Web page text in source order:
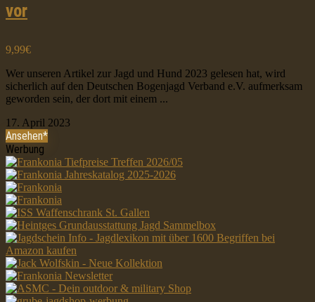
vor
9,99€
Wer unseren Artikel zur Jagd und Hund 2023 gelesen hat, wird
sicherlich auf den Deutschen Bogenjagd Verband e.V. aufmerksam
geworden sein, der dort mit einem ...
17. April 2023
Ansehen*
Werbung